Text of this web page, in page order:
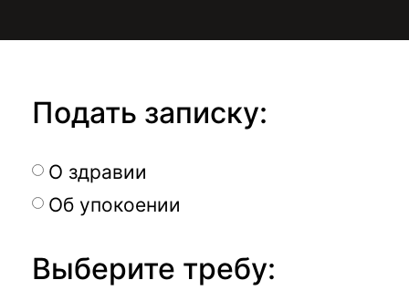
Подать записку:
О здравии
Об упокоении
Выберите требу: